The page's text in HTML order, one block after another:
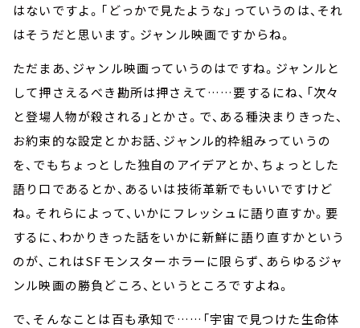
はないですよ。「どっかで見たような」っていうのは、それ
はそうだと思います。ジャンル映画ですからね。
ただまあ、ジャンル映画っていうのはですね。ジャンルと
して押さえるべき勘所は押さえて……要するにね、「次々
と登場人物が殺される」とかさ。で、ある種決まりきった、
お約束的な設定とかお話、ジャンル的枠組みっていうの
を、でもちょっとした独自のアイデアとか、ちょっとした
語り口であるとか、あるいは技術革新でもいいですけど
ね。それらによって、いかにフレッシュに語り直すか。要
するに、わかりきった話をいかに新鮮に語り直すかという
のが、これはSFモンスターホラーに限らず、あらゆるジャ
ンル映画の勝負どころ、というところですよね。
で、そんなことは百も承知で……「宇宙で見つけた生命体